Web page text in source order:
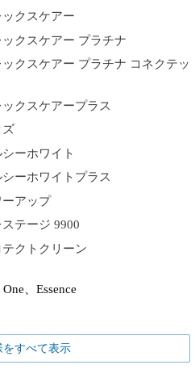
ックスケアー
ックスケアー プラチナ
ックスケアー プラチナ コネクテッ
ックスケアープラス
ズ
ーホワイト
ーホワイトプラス
ーアップ
ステージ 9900
テクトクリーン
、Essence
をすべて表示